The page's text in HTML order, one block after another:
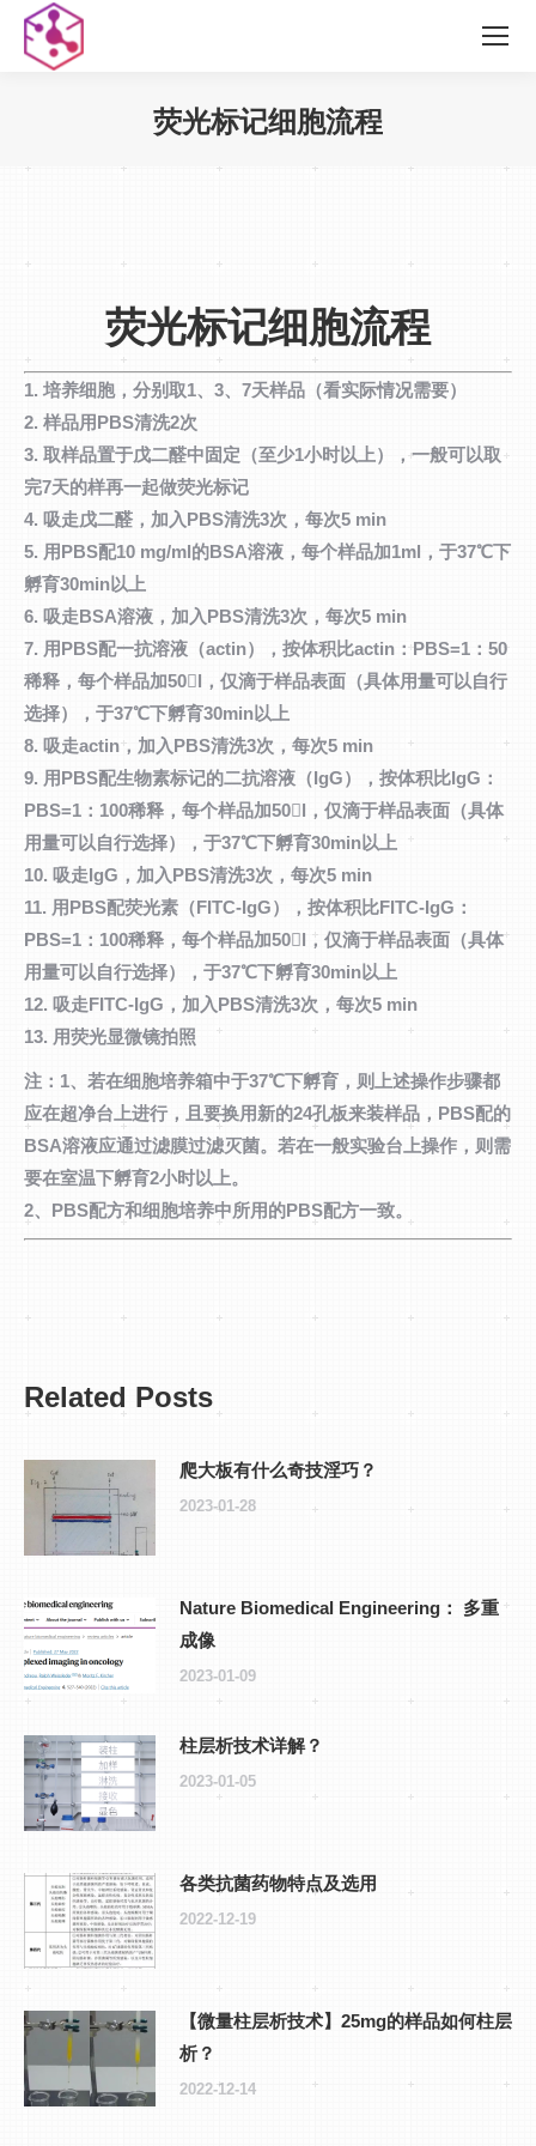
荧光标记细胞流程
荧光标记细胞流程
1. 培养细胞，分别取1、3、7天样品（看实际情况需要）
2. 样品用PBS清洗2次
3. 取样品置于戊二醛中固定（至少1小时以上），一般可以取
完7天的样再一起做荧光标记
4. 吸走戊二醛，加入PBS清洗3次，每次5 min
5. 用PBS配10 mg/ml的BSA溶液，每个样品加1ml，于37℃下
孵育30min以上
6. 吸走BSA溶液，加入PBS清洗3次，每次5 min
7. 用PBS配一抗溶液（actin），按体积比actin：PBS=1：50
稀释，每个样品加50l，仅滴于样品表面（具体用量可以自行
选择），于37℃下孵育30min以上
8. 吸走actin，加入PBS清洗3次，每次5 min
9. 用PBS配生物素标记的二抗溶液（IgG），按体积比IgG：
PBS=1：100稀释，每个样品加50l，仅滴于样品表面（具体
用量可以自行选择），于37℃下孵育30min以上
10. 吸走IgG，加入PBS清洗3次，每次5 min
11. 用PBS配荧光素（FITC-IgG），按体积比FITC-IgG：
PBS=1：100稀释，每个样品加50l，仅滴于样品表面（具体
用量可以自行选择），于37℃下孵育30min以上
12. 吸走FITC-IgG，加入PBS清洗3次，每次5 min
13. 用荧光显微镜拍照
注：1、若在细胞培养箱中于37℃下孵育，则上述操作步骤都
应在超净台上进行，且要换用新的24孔板来装样品，PBS配的
BSA溶液应通过滤膜过滤灭菌。若在一般实验台上操作，则需
要在室温下孵育2小时以上。
2、PBS配方和细胞培养中所用的PBS配方一致。
Related Posts
爬大板有什么奇技淫巧？
2023-01-28
Nature Biomedical Engineering： 多重
成像
2023-01-09
柱层析技术详解？
2023-01-05
各类抗菌药物特点及选用
2022-12-19
【微量柱层析技术】25mg的样品如何柱层
析？
2022-12-14